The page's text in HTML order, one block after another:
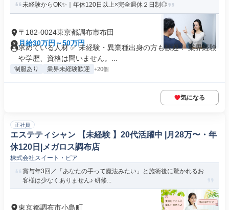
未経験からOK✨｜年休120日以上×完全週休２日制◎
〒182-0024東京都調布市布田
月給30万円～50万円
求めている人材 ✅ 未経験・異業種出身の方も歓迎！ 業界経験
や学歴、資格は問いません。...
制服あり 業界未経験歓迎 +20個
気になる
正社員
エステティシャン 【未経験 】20代活躍中 |月28万〜・年
休120日|メガロス調布店
株式会社スイート・ピア
賞与年3回／「あなたの手って魔法みたい」と施術後に驚かれるお
客様は少なくありません♪ 研修...
東京都調布市小島町